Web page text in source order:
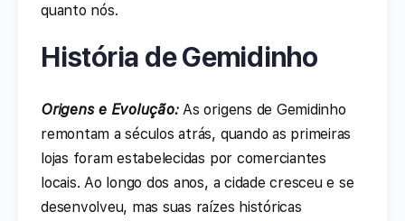
quanto nós.
História de Gemidinho
Origens e Evolução:As origens de Gemidinho
remontam a séculos atrás, quando as primeiras
lojas foram estabelecidas por comerciantes
locais. Ao longo dos anos, a cidade cresceu e se
desenvolveu, mas suas raízes históricas